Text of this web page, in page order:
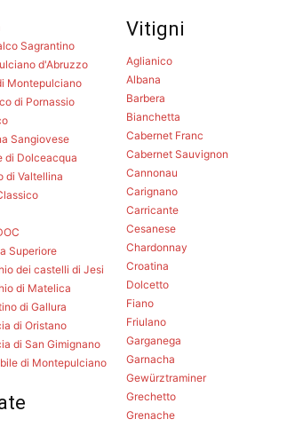
Sagrantino
d'Abruzzo
Montepulciano
di Pornassio
Sangiovese
di Dolceacqua
di Valtellina
Superiore
dei castelli di Jesi
di Matelica
di Gallura
di Oristano
di San Gimignano
di Montepulciano
Vitigni
Aglianico
Albana
Barbera
Bianchetta
Cabernet Franc
Cabernet Sauvignon
Cannonau
Carignano
Carricante
Cesanese
Chardonnay
Croatina
Dolcetto
Fiano
Friulano
Garganega
Garnacha
Gewürztraminer
Grechetto
Grenache